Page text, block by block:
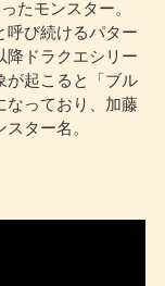
たモンスター。
呼び続けるパター
降ドラクエシリー
が起こると「ブル
なっており、加藤
ター名。